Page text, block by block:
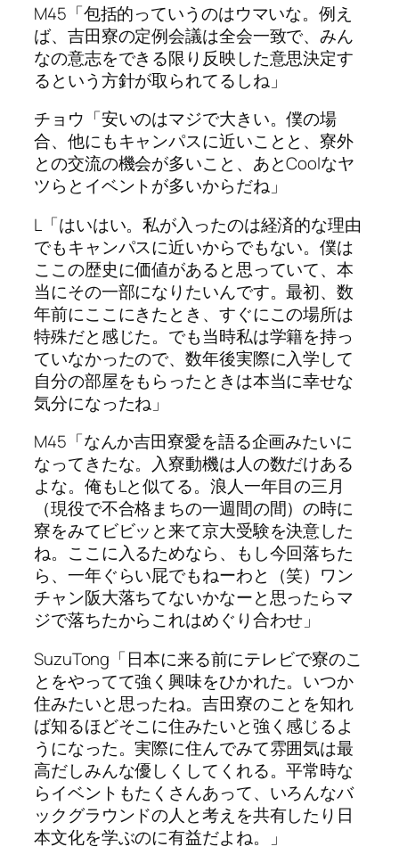
M45「包括的っていうのはウマいな。例え
ば、吉田寮の定例会議は全会一致で、みん
なの意志をできる限り反映した意思決定す
るという方針が取られてるしね」
チョウ「安いのはマジで大きい。僕の場
合、他にもキャンパスに近いことと、寮外
との交流の機会が多いこと、あとCoolなヤ
ツらとイベントが多いからだね」
L「はいはい。私が入ったのは経済的な理由
でもキャンパスに近いからでもない。僕は
ここの歴史に価値があると思っていて、本
当にその一部になりたいんです。最初、数
年前にここにきたとき、すぐにこの場所は
特殊だと感じた。でも当時私は学籍を持っ
ていなかったので、数年後実際に入学して
自分の部屋をもらったときは本当に幸せな
気分になったね」
M45「なんか吉田寮愛を語る企画みたいに
なってきたな。入寮動機は人の数だけある
よな。俺もLと似てる。浪人一年目の三月
（現役で不合格まちの一週間の間）の時に
寮をみてビビッと来て京大受験を決意した
ね。ここに入るためなら、もし今回落ちた
ら、一年ぐらい屁でもねーわと（笑）ワン
チャン阪大落ちてないかなーと思ったらマ
ジで落ちたからこれはめぐり合わせ」
SuzuTong「日本に来る前にテレビで寮のこ
とをやってて強く興味をひかれた。いつか
住みたいと思ったね。吉田寮のことを知れ
ば知るほどそこに住みたいと強く感じるよ
うになった。実際に住んでみて雰囲気は最
高だしみんな優しくしてくれる。平常時な
らイベントもたくさんあって、いろんなバ
ックグラウンドの人と考えを共有したり日
本文化を学ぶのに有益だよね。」